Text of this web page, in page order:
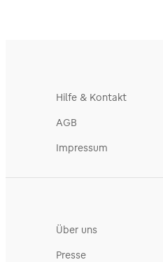
Hilfe & Kontakt
AGB
Impressum
Über uns
Presse